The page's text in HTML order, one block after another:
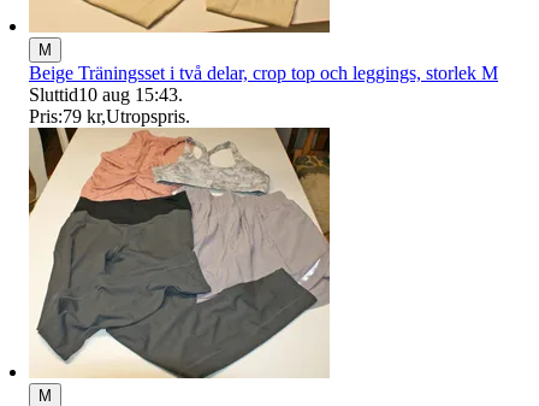
M
Beige Träningsset i två delar, crop top och leggings, storlek M
Sluttid10 aug 15:43.
Pris:79 kr,Utropspris.
M